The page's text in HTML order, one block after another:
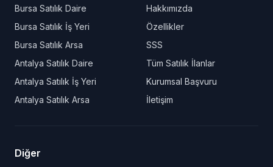
Bursa Satılık Daire
Bursa Satılık İş Yeri
Bursa Satılık Arsa
Antalya Satılık Daire
Antalya Satılık İş Yeri
Antalya Satılık Arsa
Hakkımızda
Özellikler
SSS
Tüm Satılık İlanlar
Kurumsal Başvuru
İletişim
Diğer